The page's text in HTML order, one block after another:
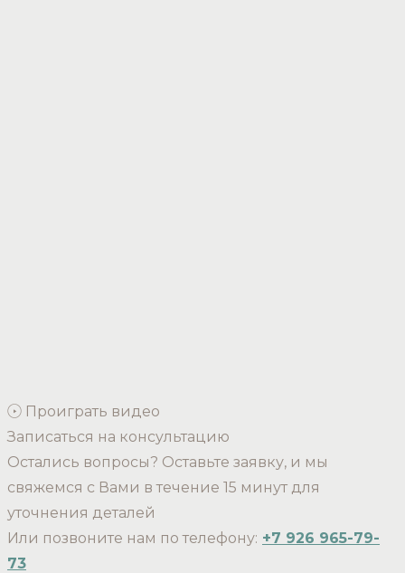
Проиграть видео
Записаться на консультацию
Остались вопросы? Оставьте заявку, и мы
свяжемся с Вами в течение 15 минут для
уточнения деталей
Или позвоните нам по телефону: +7 926 965-79-
73